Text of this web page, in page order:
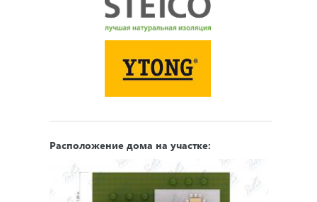
Расположение дома на участке: